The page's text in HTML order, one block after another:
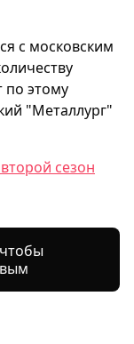
с московским
по этому
"Металлург"
сезон